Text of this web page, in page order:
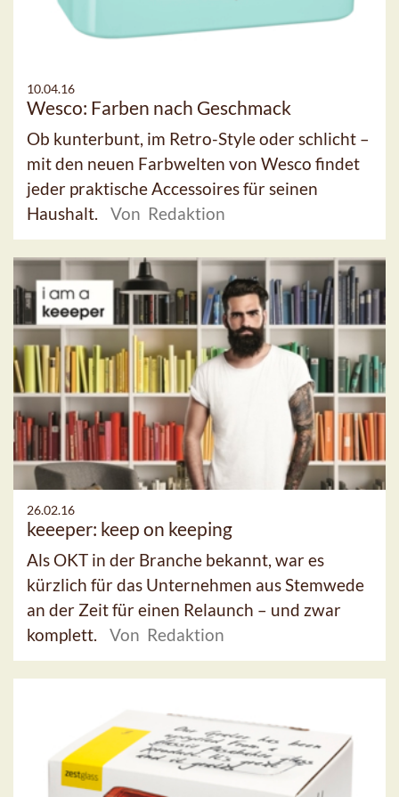
10.04.16
Wesco: Farben nach Geschmack
Ob kunterbunt, im Retro-Style oder schlicht –
mit den neuen Farbwelten von Wesco findet
jeder praktische Accessoires für seinen
Haushalt.
Von Redaktion
26.02.16
keeeper: keep on keeping
Als OKT in der Branche bekannt, war es
kürzlich für das Unternehmen aus Stemwede
an der Zeit für einen Relaunch – und zwar
komplett.
Von Redaktion